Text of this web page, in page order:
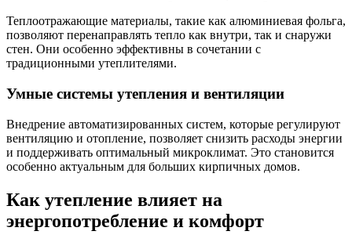
Теплоотражающие материалы, такие как алюминиевая фольга,
позволяют перенаправлять тепло как внутри, так и снаружи
стен. Они особенно эффективны в сочетании с
традиционными утеплителями.
Умные системы утепления и вентиляции
Внедрение автоматизированных систем, которые регулируют
вентиляцию и отопление, позволяет снизить расходы энергии
и поддерживать оптимальный микроклимат. Это становится
особенно актуальным для больших кирпичных домов.
Как утепление влияет на
энергопотребление и комфорт